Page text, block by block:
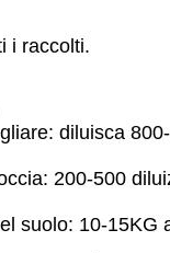
i raccolti.
diluisca
200-500
suolo: 10-15KG